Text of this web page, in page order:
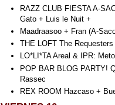
RAZZ CLUB FIESTA A-
Gato + Luis le Nuit +
Maadraasoo + Fran (A-
THE LOFT The
LO*LI*TA Areal & IPR:
POP BAR BLOG PARTY!
Rassec
REX ROOM Hazcaso +